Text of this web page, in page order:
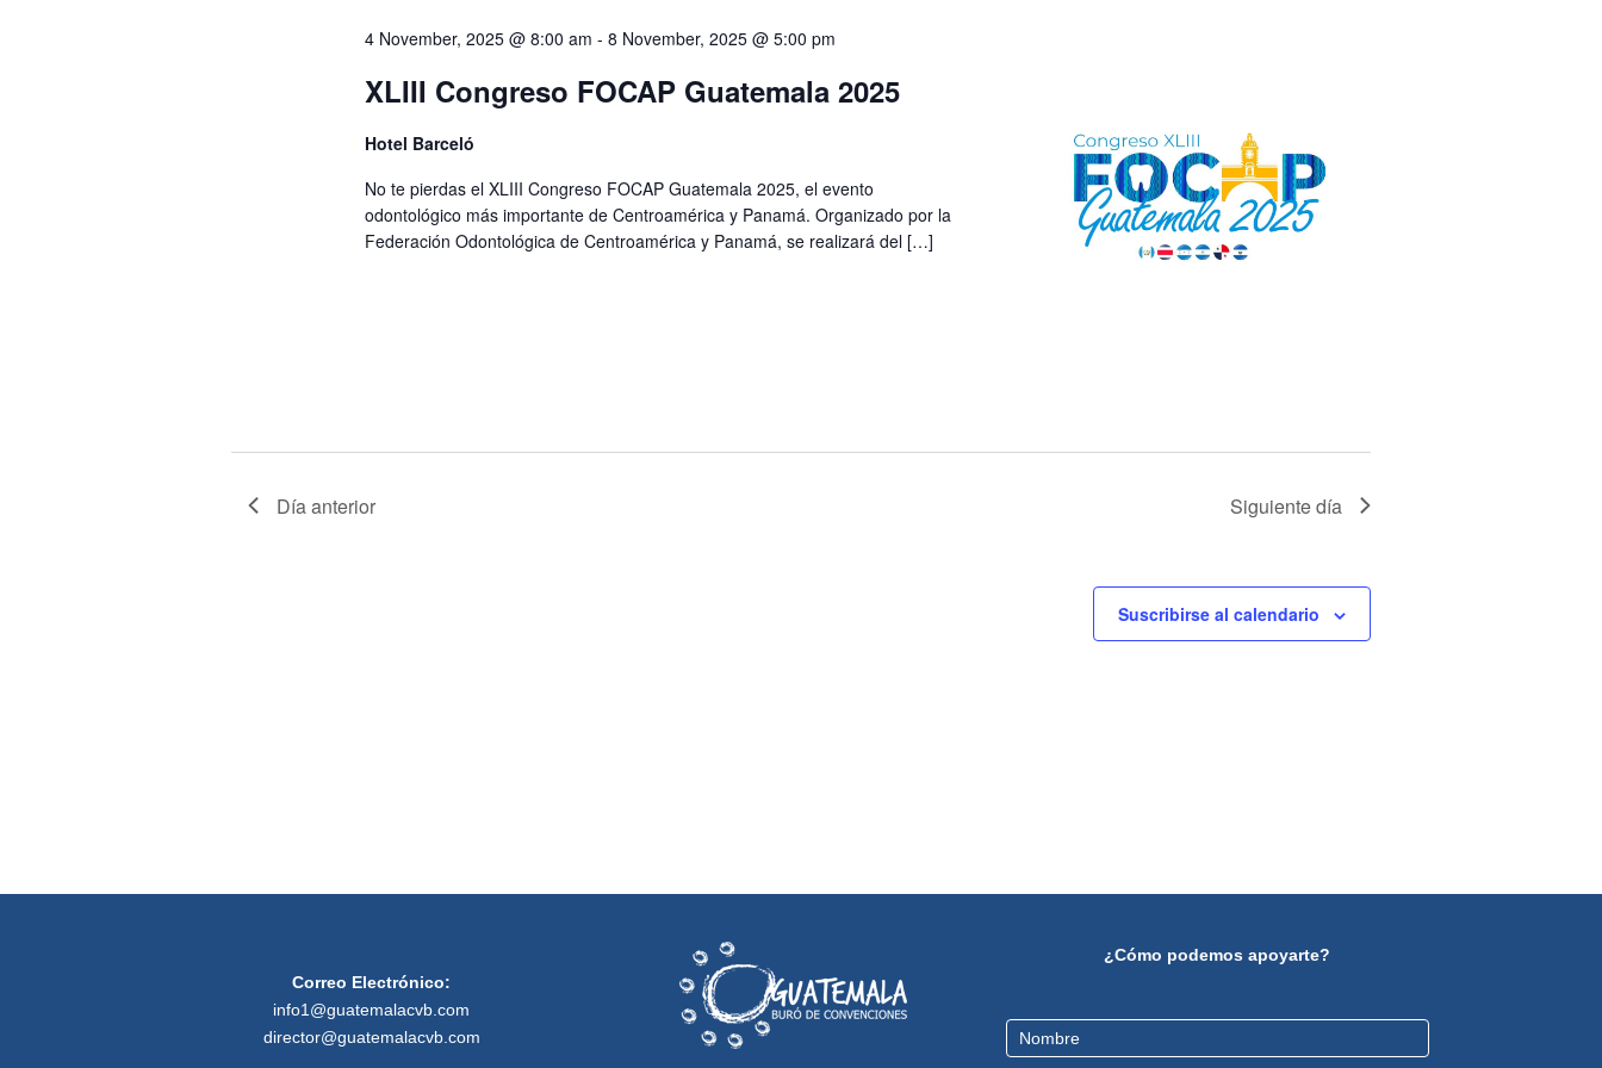
Eventos
4 November, 2025 @ 8:00 am - 8 November, 2025 @ 5:00 pm
XLIII Congreso FOCAP Guatemala 2025
Hotel Barceló
No te pierdas el XLIII Congreso FOCAP Guatemala 2025, el evento
odontológico más importante de Centroamérica y Panamá. Organizado por la
Federación Odontológica de Centroamérica y Panamá, se realizará del […]
Día anterior Siguiente día
Suscribirse al calendario
Correo Electrónico:
info1@guatemalacvb.com
director@guatemalacvb.com
¿Cómo podemos apoyarte?
Contact
Us